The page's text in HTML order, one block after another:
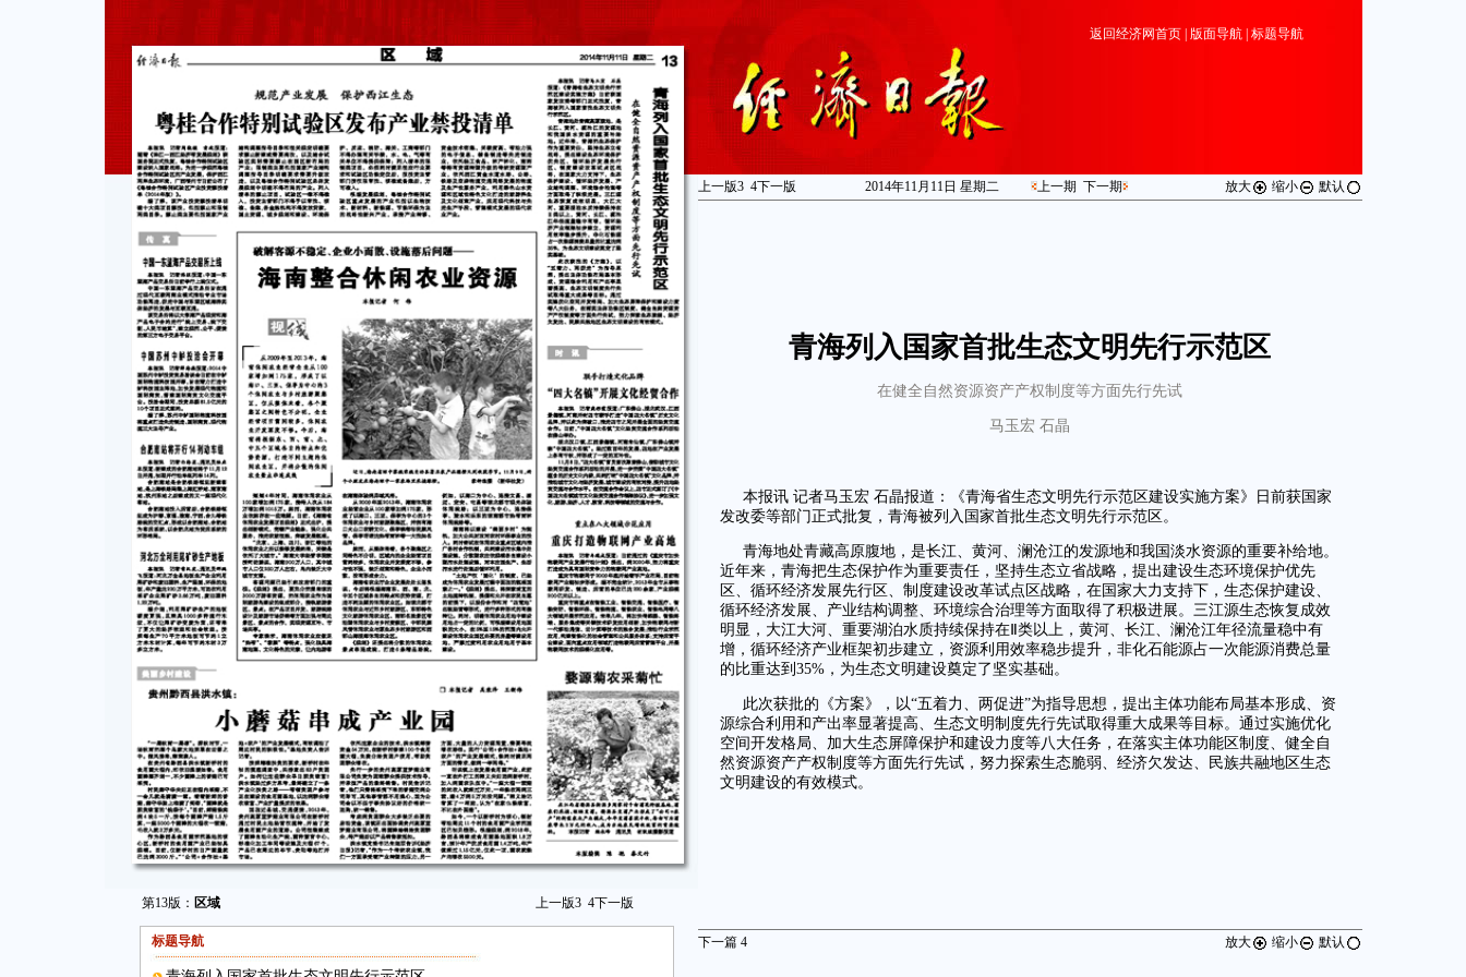
第13版： 区域 上一版3 4下一版
标题导航
返回经济网首页| 版面导航| 标题导航
上一版3 4下一版 2014年11月11日 星期二 上一期 下一期 放大 缩小 默认
青海列入国家首批生态文明先行示范区
在健全自然资源资产产权制度等方面先行先试
马玉宏 石晶
本报讯 记者马玉宏 石晶报道：《青海省生态文明先行示范区建设实施方案》日前获国家
发改委等部门正式批复，青海被列入国家首批生态文明先行示范区。
青海地处青藏高原腹地，是长江、黄河、澜沧江的发源地和我国淡水资源的重要补给地。
近年来，青海把生态保护作为重要责任，坚持生态立省战略，提出建设生态环境保护优先
区、循环经济发展先行区、制度建设改革试点区战略，在国家大力支持下，生态保护建设、
循环经济发展、产业结构调整、环境综合治理等方面取得了积极进展。三江源生态恢复成效
明显，大江大河、重要湖泊水质持续保持在Ⅱ类以上，黄河、长江、澜沧江年径流量稳中有
增，循环经济产业框架初步建立，资源利用效率稳步提升，非化石能源占一次能源消费总量
的比重达到35%，为生态文明建设奠定了坚实基础。
此次获批的《方案》，以“五着力、两促进”为指导思想，提出主体功能布局基本形成、资
源综合利用和产出率显著提高、生态文明制度先行先试取得重大成果等目标。通过实施优化
空间开发格局、加大生态屏障保护和建设力度等八大任务，在落实主体功能区制度、健全自
然资源资产产权制度等方面先行先试，努力探索生态脆弱、经济欠发达、民族共融地区生态
文明建设的有效模式。
下一篇 4 放大 缩小 默认